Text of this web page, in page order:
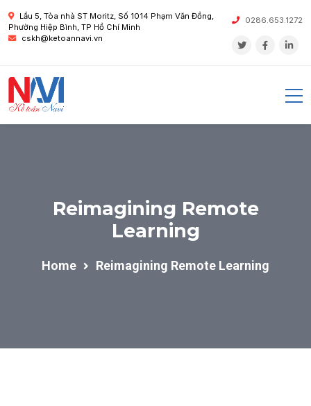
Lầu 5, Tòa nhà ST Moritz, Số 1014 Phạm Văn Đồng,
Phường Hiệp Bình, TP Hồ Chí Minh
cskh@ketoannavi.vn
0286.653.1272
Reimagining Remote
Learning
Home Reimagining Remote Learning